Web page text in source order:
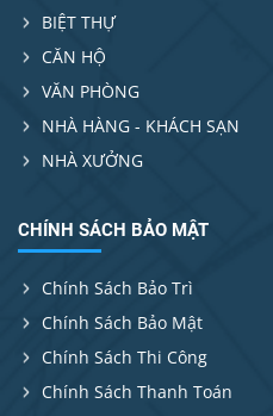
BIỆT THỰ
CĂN HỘ
VĂN PHÒNG
NHÀ HÀNG - KHÁCH SẠN
NHÀ XƯỞNG
CHÍNH SÁCH BẢO MẬT
Chính Sách Bảo Trì
Chính Sách Bảo Mật
Chính Sách Thi Công
Chính Sách Thanh Toán